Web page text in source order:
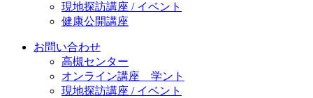
現地探訪講座 / イベント
健康公開講座
お問い合わせ
高槻センター
オンライン講座 学ント
現地探訪講座 / イベント